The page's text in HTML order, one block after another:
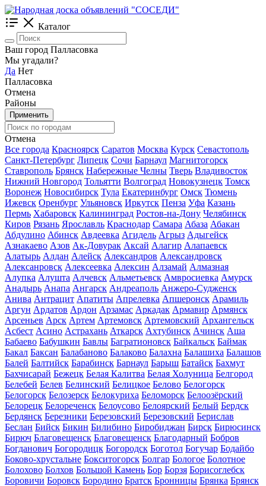
Каталог
Ваш город Палласовка
Мы угадали?
Да Нет
Палласовка
Отмена
Районы
Применить
Отмена
Все города Красноярск Саратов Москва Курск Севастополь
Санкт-Петербург Липецк Сочи Барнаул Магнитогорск
Ставрополь Брянск Набережные Челны Тверь Владивосток
Нижний Новгород Тольятти Волгоград Новокузнецк Томск
Воронеж Новосибирск Тула Екатеринбург Омск Тюмень
Ижевск Оренбург Ульяновск Иркутск Пенза Уфа Казань
Пермь Хабаровск Калининград Ростов-на-Дону Челябинск
Киров Рязань Ярославль Краснодар Самара Абаза Абакан
Абдулино Абинск Авдеевка Агидель Агрыз Адыгейск
Азнакаево Азов Ак-Довурак Аксай Алагир Алапаевск
Алатырь Алдан Алейск Александров Александровск
Алексанровск Алексеевка Алексин Алзамай Алмазная
Алупка Алушта Алчевск Альметьевск Амвросиевка Амурск
Анадырь Анапа Ангарск Андреаполь Анжеро-Судженск
Анива Антрацит Апатиты Апрелевка Апшеронск Арамиль
Аргун Ардатов Ардон Арзамас Аркадак Армавир Армянск
Арсеньев Арск Артем Артемовск Артемовский Архангельск
Асбест Асино Астрахань Аткарск Ахтубинск Ачинск Аша
Бабаево Бабушкин Бавлы Багратионовск Байкальск Баймак
Бакал Баксан Балабаново Балаково Балахна Балашиха Балашов
Балей Балтийск Барабинск Барнаул Барыш Батайск Бахмут
Бахчисарай Бежецк Белая Калитва Белая Холуница Белгород
Белебей Белев Белинский Белицкое Белово Белогорск
Белогорск Белозерск Белокуриха Беломорск Белоозёрский
Белорецк Белореченск Белоусово Белоярский Белый Бердск
Бердянск Березники Березовский Березовский Берислав
Беслан Бийск Бикин Билибино Биробиджан Бирск Бирюсинск
Бирюч Благовещенск Благовещенск Благодарный Бобров
Богданович Богородицк Богородск Боготол Богучар Бодайбо
Боково-хрустальне Бокситогорск Болгар Бологое Болотное
Болохово Болхов Большой Камень Бор Борзя Борисоглебск
Боровичи Боровск Бородино Братск Бронницы Брянка Брянск